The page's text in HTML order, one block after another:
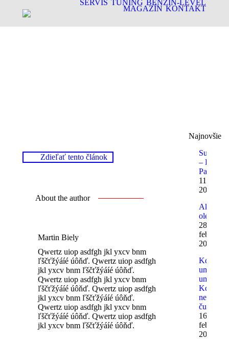
SERVIS TUNING BENZIN-LEVEL
MAGAZÍN KONTAKT
Zdieľať tento článok
About the author
Martin Biely
Qwertz uiop asdfgh jkl yxcv bnm
ľščťžýáíé úôňď. Qwertz uiop asdfgh
jkl yxcv bnm ľščťžýáíé úôňď.
Qwertz uiop asdfgh jkl yxcv bnm
ľščťžýáíé úôňď. Qwertz uiop asdfgh
jkl yxcv bnm ľščťžýáíé úôňď.
Qwertz uiop asdfgh jkl yxcv bnm
ľščťžýáíé úôňď. Qwertz uiop asdfgh
jkl yxcv bnm ľščťžýáíé úôňď.
Najnovšie
– Ducati
Panigale
11.
2013
Aký
olej?
28.
februára
2012
Kdo
umí,
umí.
Kdo
neumí,
čumí.
16.
februára
2012